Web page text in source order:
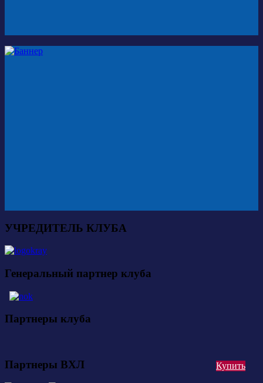
Купить
УЧРЕДИТЕЛЬ КЛУБА
Генеральный партнер клуба
Партнеры клуба
Партнеры ВХЛ